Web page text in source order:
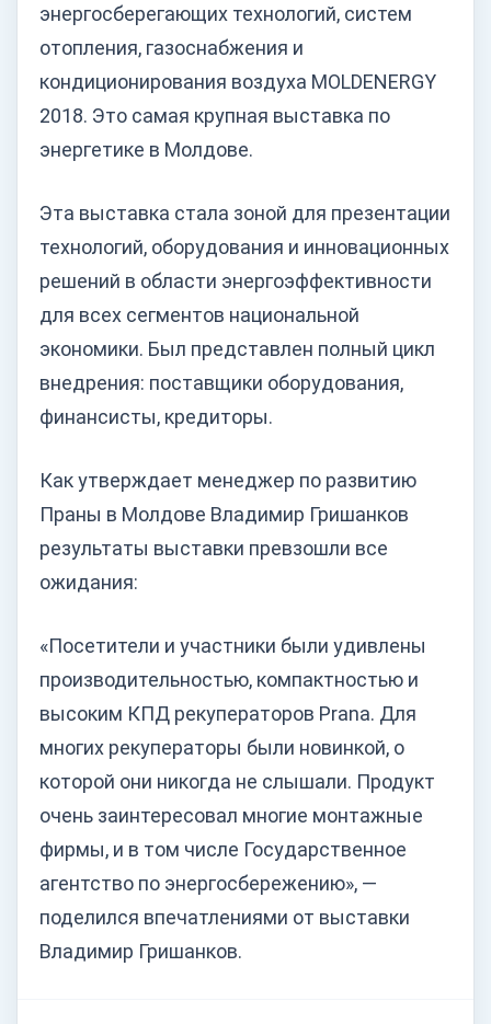
энергосберегающих технологий, систем
отопления, газоснабжения и
кондиционирования воздуха MOLDENERGY
2018. Это самая крупная выставка по
энергетике в Молдове.
Эта выставка стала зоной для презентации
технологий, оборудования и инновационных
решений в области энергоэффективности
для всех сегментов национальной
экономики. Был представлен полный цикл
внедрения: поставщики оборудования,
финансисты, кредиторы.
Как утверждает менеджер по развитию
Праны в Молдове Владимир Гришанков
результаты выставки превзошли все
ожидания:
«Посетители и участники были удивлены
производительностью, компактностью и
высоким КПД рекуператоров Prana. Для
многих рекуператоры были новинкой, о
которой они никогда не слышали. Продукт
очень заинтересовал многие монтажные
фирмы, и в том числе Государственное
агентство по энергосбережению», —
поделился впечатлениями от выставки
Владимир Гришанков.